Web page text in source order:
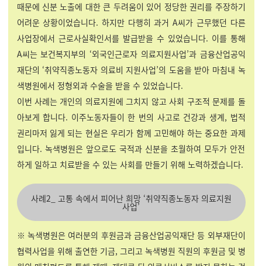
때문에 신분 노출에 대한 큰 두려움이 있어 정당한 권리를 주장하기
어려운 상황이었습니다. 하지만 다행히 과거 A씨가 근무했던 다른
사업장에서 근로사실확인서를 발급받을 수 있었습니다. 이를 통해
A씨는 보건복지부의 ‘외국인근로자 의료지원사업’과 금융산업공익
재단의 ‘취약직종노동자 의료비 지원사업’의 도움을 받아 마침내 녹
색병원에서 정형외과 수술을 받을 수 있었습니다.
이번 사례는 개인의 의료지원에 그치지 않고 사회 구조적 문제를 돌
아보게 합니다. 이주노동자들이 한 번의 사고로 건강과 생계, 법적
권리마저 잃게 되는 현실은 우리가 함께 고민해야 하는 중요한 과제
입니다. 녹색병원은 앞으로도 국적과 신분을 초월하여 모두가 안전
하게 일하고 치료받을 수 있는 사회를 만들기 위해 노력하겠습니다.
사례2_ 고통 속에서 피어난 희망 ‘취약직종노동자 의료지원
사업’
※ 녹색병원은 여러분의 후원금과 금융산업공익재단 등 외부재단이
협력사업을 위해 출연한 기금, 그리고 녹색병원 직원의 후원금 및 병